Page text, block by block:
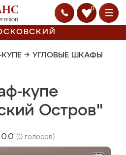
0
→ УГЛОВЫЕ ШКАФЫ
купе
Остров"
0.0 (0 голосов)